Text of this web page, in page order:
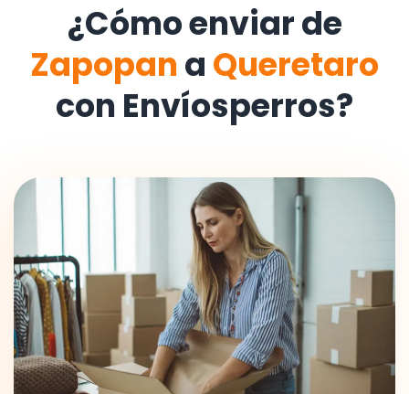
¿Cómo enviar de
Zapopan a Queretaro
con Envíosperros?